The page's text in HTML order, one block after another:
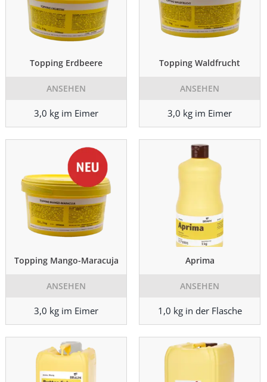
Topping Erdbeere
ANSEHEN
3,0 kg im Eimer
Topping Waldfrucht
ANSEHEN
3,0 kg im Eimer
Topping Mango-Maracuja
ANSEHEN
3,0 kg im Eimer
Aprima
ANSEHEN
1,0 kg in der Flasche